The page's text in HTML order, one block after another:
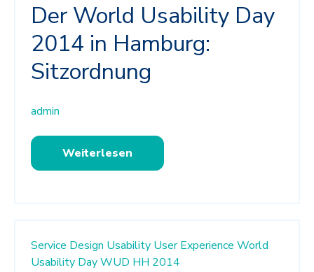
Der World Usability Day
2014 in Hamburg:
Sitzordnung
admin
Weiterlesen
Service Design Usability User Experience World
Usability DayWUD HH 2014